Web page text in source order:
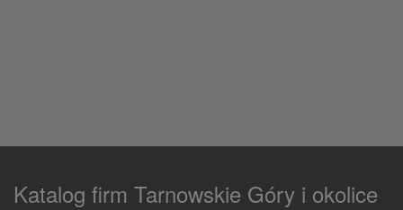
Katalog firm Tarnowskie Góry i okolice